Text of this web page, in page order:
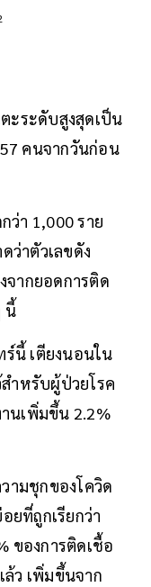
ะระดับสูงสุดเป็น
คนจากวันก่อน
ว่า 1,000 ราย
ว่าตัวเลขดัง
จากยอดการติด
นี้
ร์นี้ เตียงนอนใน
ำหรับผู้ป่วยโรค
านเพิ่มขึ้น 2.2%
ามชุกของโควิด
ยที่ถูกเรียกว่า
ของการติดเชื้อ
ว เพิ่มขึ้นจาก